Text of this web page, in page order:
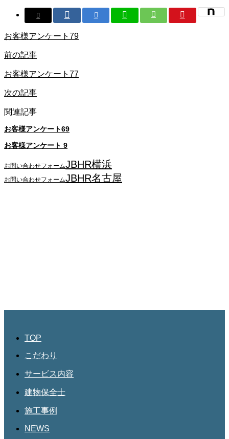
お客様アンケート79
前の記事
お客様アンケート77
次の記事
関連記事
お客様アンケート69
お客様アンケート 9
お問い合わせフォームJBHR横浜
お問い合わせフォームJBHR名古屋
TOP
こだわり
サービス内容
建物保全士
施工事例
NEWS